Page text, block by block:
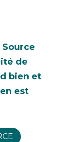
Source
de
bien et
est